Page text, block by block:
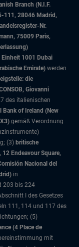
Branch (N.I.F.
111, 28046 Madrid,
Nr.
75009 Paris,
Einheit 1001 Dubai
Emirate) werden
die
Giovanni
des italienischen
Bank of Ireland (New
gemäß Verordnung
(3) britische
Endeavour Square,
Nacional del
in
203 bis 224
I des Gesetzes
111, 114 und 117 des
(5)
(4 Place de
mit